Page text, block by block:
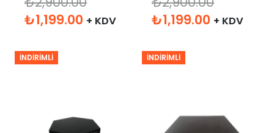
Orijinal
₺2,900.00.
₺1,199.00 Şu
+ KDV
Orijinal
₺2,900.00.
₺1,199.00 Şu
+ KDV
İNDIRIMLI İNDIRIMLI